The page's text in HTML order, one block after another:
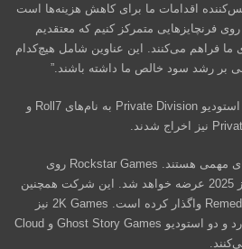
اقدامات ما برای کاهش هزینه‌ها است
فرنچایزهایی متمرکز کنیم که معتقدیم
ما فراهم می‌کنند. این عناوین شامل هیچ‌کدام
بر رشد سود خالص ما داشته باشند.”
هنوز نام بازی‌های لغو شده مشخص نشده است. Take-Two اخیراً دو استودیو Private Division به نام‌های Roll7 و
با این حال، زیرمجموعه‌های Take-Two همچنان در حال توسعه بازی‌های مهمی هستند. Rockstar Games روی
ساخت عنوان مورد انتظار GTA 6 کار می‌کند که گفته می‌شود در پاییز 2025 عرضه خواهد شد. این شرکت همچنین
بودجه و حق انتشار ریمیک Max Payne 1 و 2 را به Remedy Entertainment واگذار کرده است. 2K Games نیز
بازی‌های جدیدی از سری Mafia و Borderlands را در دست ساخت دارد و دو استودیو Ghost Story Games و Cloud